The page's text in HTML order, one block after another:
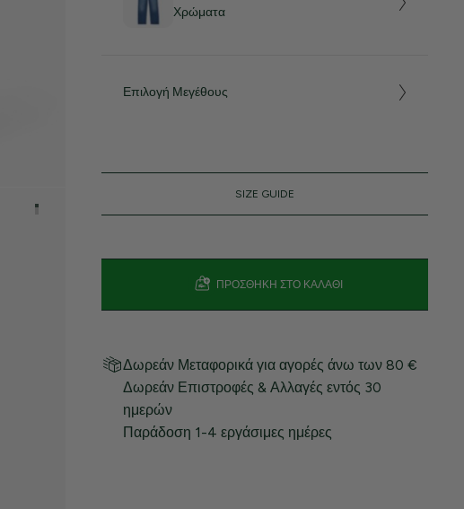
Χρώματα
Επιλογή Μεγέθους
SIZE GUIDE
ΠΡΟΣΘΉΚΗ ΣΤΟ ΚΑΛΆΘΙ
Δωρεάν Μεταφορικά για αγορές άνω των 80 €
Δωρεάν Επιστροφές & Αλλαγές εντός 30
ημερών
Παράδοση 1-4 εργάσιμες ημέρες